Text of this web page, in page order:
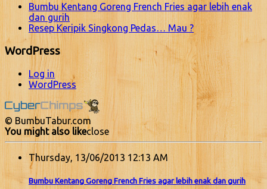
Bumbu Kentang Goreng French Fries agar lebih enak
dan gurih
Resep Keripik Singkong Pedas… Mau ?
WordPress
Log in
WordPress
© BumbuTabur.com
You might also likeclose
Thursday, 13/06/2013 12:13 AM
Bumbu Kentang Goreng French Fries agar lebih enak dan gurih